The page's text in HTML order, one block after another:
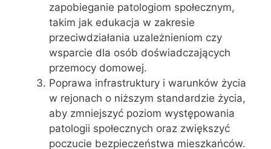
zapobieganie patologiom społecznym,
takim jak edukacja w zakresie
przeciwdziałania uzależnieniom czy
wsparcie dla osób doświadczających
przemocy domowej.
Poprawa infrastruktury i warunków życia
w rejonach o niższym standardzie życia,
aby zmniejszyć poziom występowania
patologii społecznych oraz zwiększyć
poczucie bezpieczeństwa mieszkańców.